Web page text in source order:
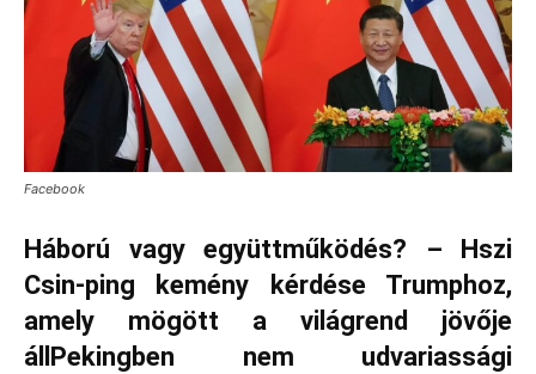
Facebook
Háború vagy együttműködés? – Hszi
Csin-ping kemény kérdése Trumphoz,
amely mögött a világrend jövője
állPekingben nem udvariassági